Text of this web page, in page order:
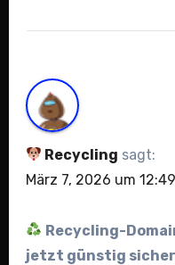
Recycling sagt:
März 7, 2026 um
Recycling-
jetzt günstig